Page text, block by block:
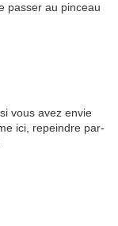
passer au pinceau
vous avez envie
ici, repeindre par-